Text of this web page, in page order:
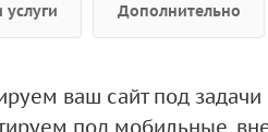
услуги Дополнительно
ваш сайт под задачи